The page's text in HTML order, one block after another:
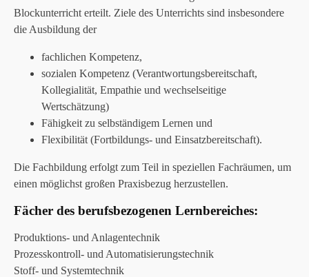
Blockunterricht erteilt. Ziele des Unterrichts sind insbesondere
die Ausbildung der
fachlichen Kompetenz,
sozialen Kompetenz (Verantwortungsbereitschaft,
Kollegialität, Empathie und wechselseitige
Wertschätzung)
Fähigkeit zu selbständigem Lernen und
Flexibilität (Fortbildungs- und Einsatzbereitschaft).
Die Fachbildung erfolgt zum Teil in speziellen Fachräumen, um
einen möglichst großen Praxisbezug herzustellen.
Fächer des berufsbezogenen Lernbereiches:
Produktions- und Anlagentechnik
Prozesskontroll- und Automatisierungstechnik
Stoff- und Systemtechnik